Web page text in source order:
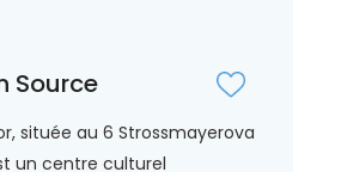
Source
située au 6 Strossmayerova
un centre culturel